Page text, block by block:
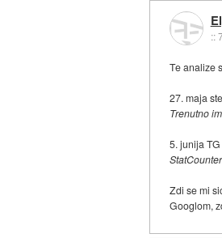
::
Te analize
27. maja
Trenutno
5. junija
Zdi se mi
Googlom,